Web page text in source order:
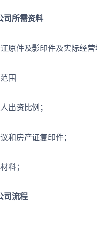
司所需资料
件及影印件及实际经营
围
资比例；
房产证复印件；
料；
司流程